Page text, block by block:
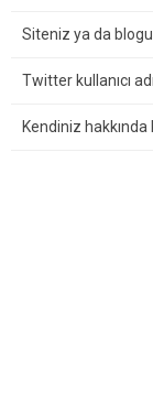
Siteniz ya da
Twitter kullanıcı
Kendiniz hakkında